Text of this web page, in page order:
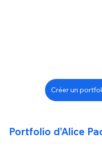
Créer un
Portfolio d'Alice